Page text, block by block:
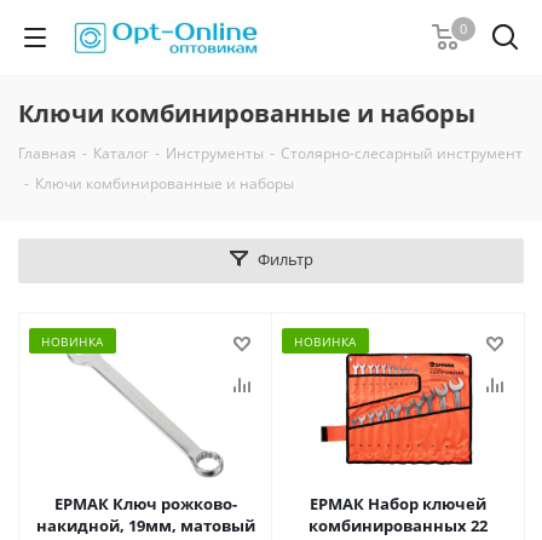
0
Ключи комбинированные и наборы
Главная - Каталог - Инструменты - Столярно-слесарный инструмент
- Ключи комбинированные и наборы
Фильтр
НОВИНКА
ЕРМАК Ключ рожково-
накидной, 19мм, матовый
НОВИНКА
ЕРМАК Набор ключей
комбинированных 22